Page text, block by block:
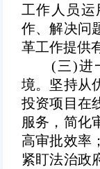
工作人员
作、解决问
革工作提供
(三)进
境。 坚持从
投资项目在
服务，简化
高审批效率
紧盯法治政